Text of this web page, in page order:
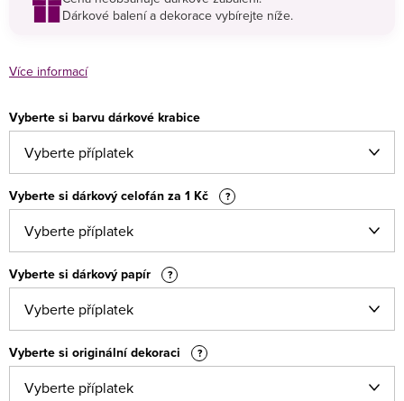
Dárkové balení a dekorace vybírejte níže.
Více informací
Vyberte si barvu dárkové krabice
Vyberte si dárkový celofán za 1 Kč ?
Vyberte si dárkový papír ?
Vyberte si originální dekoraci ?